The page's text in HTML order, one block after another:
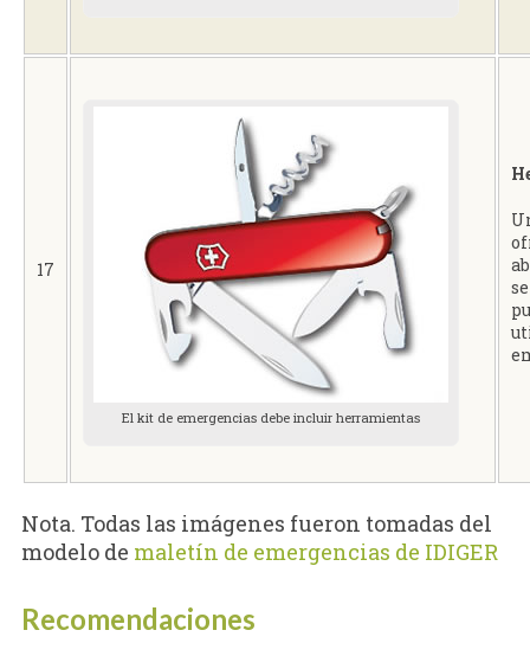
17
El kit de emergencias debe incluir herramientas
Nota. Todas las imágenes fueron tomadas del
modelo de maletín de emergencias de IDIGER
Recomendaciones